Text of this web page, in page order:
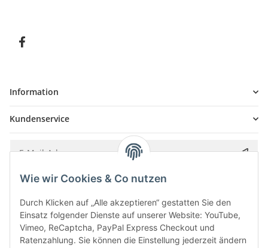
Information
Kundenservice
Bitte senden Sie mir entsprechend IhrerDatenschutzerklärung
Wie wir Cookies & Co nutzen
Durch Klicken auf „Alle akzeptieren“ gestatten Sie den
Einsatz folgender Dienste auf unserer Website: YouTube,
Vimeo, ReCaptcha, PayPal Express Checkout und
Ratenzahlung. Sie können die Einstellung jederzeit ändern